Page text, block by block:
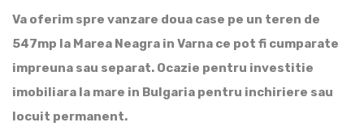
Va oferim spre vanzare doua case pe un teren de
547mp la Marea Neagra in Varna ce pot fi cumparate
impreuna sau separat. Ocazie pentru investitie
imobiliara la mare in Bulgaria pentru inchiriere sau
locuit permanent.